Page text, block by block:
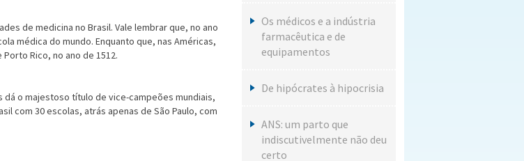
de medicina no Brasil. Vale lembrar que, no ano
médica do mundo. Enquanto que, nas Américas,
Rico, no ano de 1512.
o majestoso título de vice-campeões mundiais,
com 30 escolas, atrás apenas de São Paulo, com
Os médicos e a indústria
farmacêutica e de
equipamentos
De hipócrates à hipocrisia
ANS: um parto que
indiscutivelmente não deu
certo